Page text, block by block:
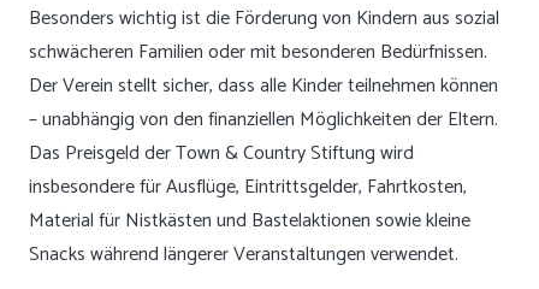
Besonders wichtig ist die Förderung von Kindern aus sozial
schwächeren Familien oder mit besonderen Bedürfnissen.
Der Verein stellt sicher, dass alle Kinder teilnehmen können
– unabhängig von den finanziellen Möglichkeiten der Eltern.
Das Preisgeld der Town & Country Stiftung wird
insbesondere für Ausflüge, Eintrittsgelder, Fahrtkosten,
Material für Nistkästen und Bastelaktionen sowie kleine
Snacks während längerer Veranstaltungen verwendet.